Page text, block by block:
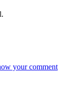
your comment